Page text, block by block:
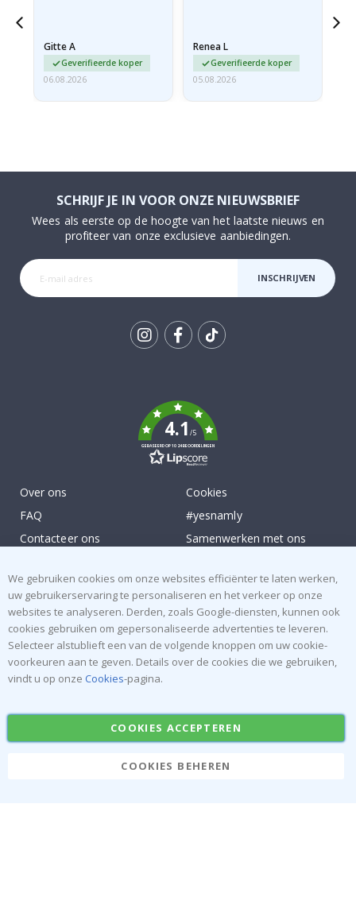
Gitte A
Geverifieerde koper
06.08.2026
licht…
Renea L
Geverifieerde koper
05.08.2026
SCHRIJF JE IN VOOR ONZE NIEUWSBRIEF
Wees als eerste op de hoogte van het laatste nieuws en
profiteer van onze exclusieve aanbiedingen.
INSCHRIJVEN
4.1/5
GEBASEERD OP 1024 BEOORDELINGEN
Over ons
FAQ
Contacteer ons
Algemene voorwaarden
Cookies
#yesnamly
Samenwerken met ons
Inspiratie
Beoordelingen
Populaire Categorieën
Naamstickers
Stickers
Plakfolie
We gebruiken cookies om onze websites efficiënter te laten werken,
uw gebruikerservaring te personaliseren en het verkeer op onze
websites te analyseren. Derden, zoals Google-diensten, kunnen ook
cookies gebruiken om gepersonaliseerde advertenties te leveren.
Selecteer alstublieft een van de volgende knoppen om uw cookie-
voorkeuren aan te geven. Details over de cookies die we gebruiken,
vindt u op onze Cookies-pagina.
COOKIES ACCEPTEREN
COOKIES BEHEREN